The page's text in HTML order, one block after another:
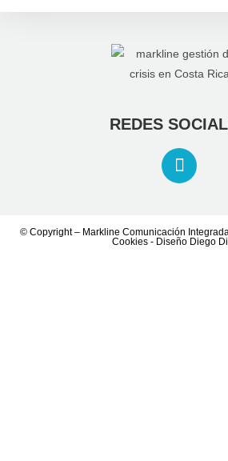
REDES
© Copyright – Markline Comunicación
Cookies - Diseño Diego